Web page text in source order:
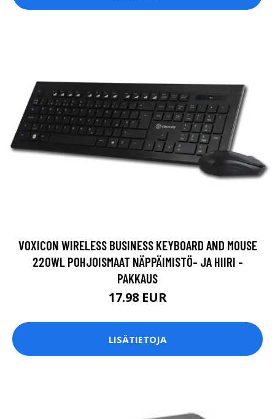
VOXICON WIRELESS BUSINESS KEYBOARD AND MOUSE
220WL POHJOISMAAT NÄPPÄIMISTÖ- JA HIIRI -
PAKKAUS
17.98 EUR
LISÄTIETOJA